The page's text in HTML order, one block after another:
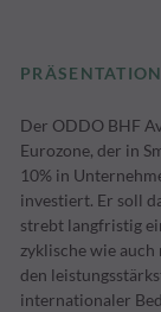
PRÄSENTATION
Der ODDO BHF
Eurozone, der in
10% in
investiert. Er soll
strebt langfristig
zyklische wie
den
internationaler